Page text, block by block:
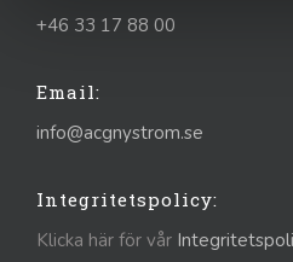
+46 33 17 88 00
Email:
info@acgnystrom.se
Integritetspolicy:
Klicka här för vår